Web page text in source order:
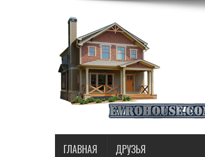
ГЛАВНАЯ ДРУЗЬЯ